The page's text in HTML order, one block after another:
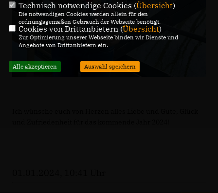
Technisch notwendige Cookies (Übersicht)
Die notwendigen Cookies werden allein für den
ordnungsgemäßen Gebrauch der Webseite benötigt.
Cookies von Drittanbietern (Übersicht)
Zur Optimierung unserer Webseite binden wir Dienste und
Angebote von Drittanbietern ein.
Alle akzeptieren Auswahl speichern